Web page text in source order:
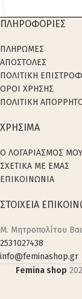
ΠΛΗΡΟΦΟΡΙΕΣ
ΠΛΗΡΩΜΕΣ
ΑΠΟΣΤΟΛΕΣ
ΠΟΛΙΤΙΚΗ
ΟΡΟΙ ΧΡΗΣΗΣ
ΠΟΛΙΤΙΚΗ
ΧΡΗΣΙΜΑ
Ο ΛΟΓΑΡΙΑΣΜΟΣ ΜΟΥ
ΣΧΕΤΙΚΑ ΜΕ ΕΜΑΣ
ΕΠΙΚΟΙΝΩΝΙΑ
ΣΤΟΙΧΕΙΑ
M. Μητροπολίτου
2531027438
info@feminashop.gr
Femina shop